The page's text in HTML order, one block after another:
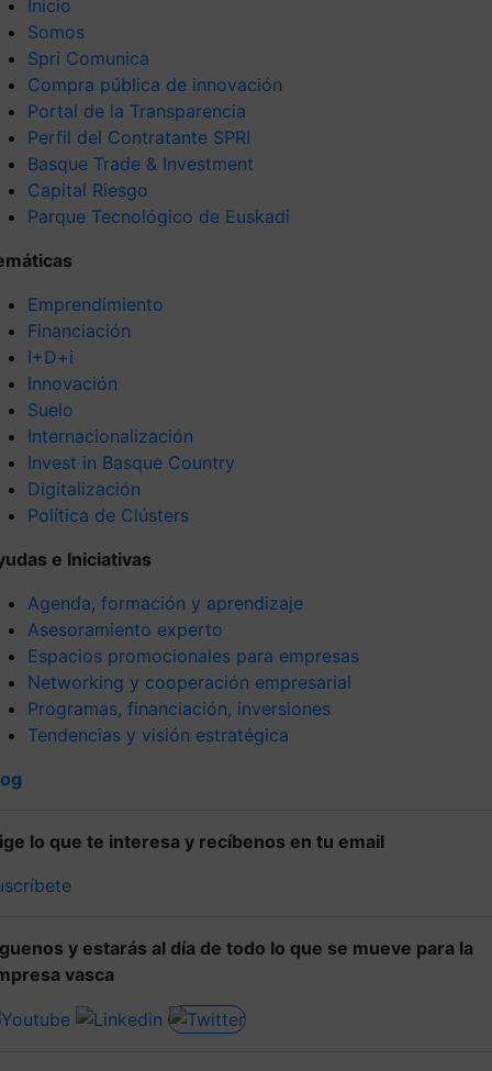
Inicio
Somos
Spri Comunica
Compra pública de innovación
Portal de la Transparencia
Perfil del Contratante SPRI
Basque Trade & Investment
Capital Riesgo
Parque Tecnológico de Euskadi
Emprendimiento
Financiación
I+D+i
Innovación
Suelo
Internacionalización
Invest in Basque Country
Digitalización
Política de Clústers
e Iniciativas
Agenda, formación y aprendizaje
Asesoramiento experto
Espacios promocionales para empresas
Networking y cooperación empresarial
Programas, financiación, inversiones
Tendencias y visión estratégica
lo que te interesa y recíbenos en tu email
y estarás al día de todo lo que se mueve para la
vasca